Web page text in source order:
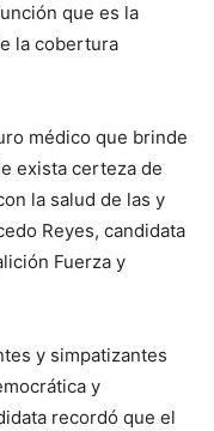
que es la
la cobertura
médico que brinde
exista certeza de
la salud de las y
Reyes, candidata
Fuerza y
y simpatizantes
y
recordó que el